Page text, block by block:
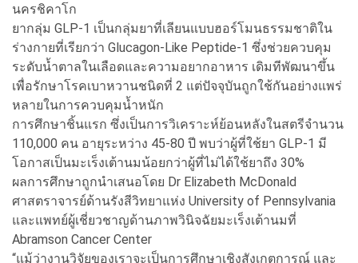
นครชิคาโก
ยากลุ่ม GLP-1 เป็นกลุ่มยาที่เลียนแบบฮอร์โมนธรรมชาติใน
ร่างกายที่เรียกว่า Glucagon-Like Peptide-1 ซึ่งช่วยควบคุม
ระดับน้ำตาลในเลือดและความอยากอาหาร เดิมทีพัฒนาขึ้น
เพื่อรักษาโรคเบาหวานชนิดที่ 2 แต่ปัจจุบันถูกใช้กันอย่างแพร่
หลายในการควบคุมน้ำหนัก
การศึกษาชิ้นแรก ซึ่งเป็นการวิเคราะห์ย้อนหลังในสตรีจำนวน
110,000 คน อายุระหว่าง 45-80 ปี พบว่าผู้ที่ใช้ยา GLP-1 มี
โอกาสเป็นมะเร็งเต้านมน้อยกว่าผู้ที่ไม่ได้ใช้ยาถึง 30%
ผลการศึกษาถูกนำเสนอโดย Dr Elizabeth McDonald
ศาสตราจารย์ด้านรังสีวิทยาแห่ง University of Pennsylvania
และแพทย์ผู้เชี่ยวชาญด้านภาพวินิจฉัยมะเร็งเต้านมที่
Abramson Cancer Center
“แม้ว่างานวิจัยของเราจะเป็นการศึกษาเชิงสังเกตการณ์ และ